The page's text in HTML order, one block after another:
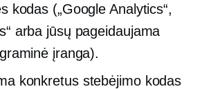
kodas („Google Analytics“,
arba jūsų pageidaujama
įranga).
konkretus stebėjimo kodas